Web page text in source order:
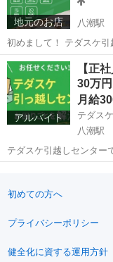
地元のお店 八潮駅
初めまして！ テダスケ引越センターでございます。 弊社は 「今日中
に引っ越したい」 「な
ない」 こんなご要望にご対応さ
でございますので是非...
埼玉 八潮市 八潮
アルバイト
【正
30万
月給
テダス
八潮駅
テダスケ引越しセンター
タッフを募集しています。 単身引越しが中心のため、ファミリ
越しドライバー（正社員
初めての方へ
プライバシーポリシー
健全化に資する運用方針